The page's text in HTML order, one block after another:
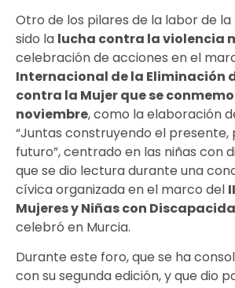
Otro de los pilares de la labor de la
sido la lucha contra la violencia
celebración de acciones en el
Internacional de la Eliminación
contra la Mujer que se
noviembre, como la elaboración
“Juntas construyendo el
futuro”, centrado en las niñas con
que se dio lectura durante una
cívica organizada en el marco del
Mujeres y Niñas con
celebró en Murcia.
Durante este foro, que se ha
con su segunda edición, y que dio